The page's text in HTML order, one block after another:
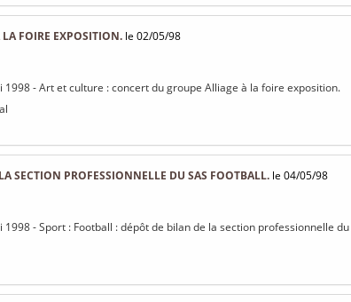
FOIRE EXPOSITION. le 02/05/98
1998 - Art et culture : concert du groupe Alliage à la foire exposition.
SECTION PROFESSIONNELLE DU SAS FOOTBALL. le 04/05/98
1998 - Sport : Football : dépôt de bilan de la section professionnelle du